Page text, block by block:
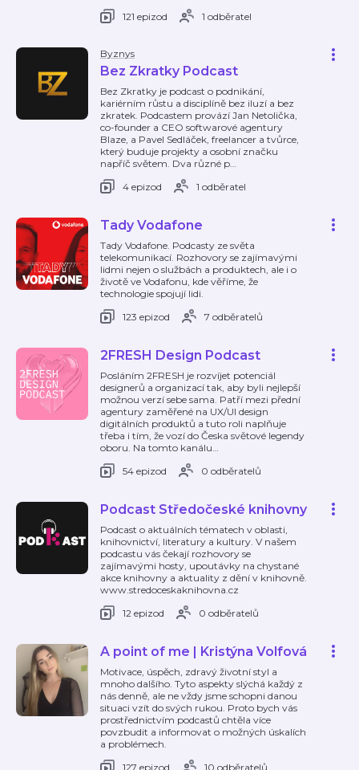
121 epizod
1 odběratel
Byznys
Bez Zkratky Podcast
Bez Zkratky je podcast o podnikání,
kariérním růstu a disciplíně bez iluzí a bez
zkratek. Podcastem provází Jan Netolička,
co-founder a CEO softwarové agentury
Blaze, a Pavel Sedláček, freelancer a tvůrce,
který buduje projekty a osobní značku
napříč světem. Dva různé p…
4 epizod
1 odběratel
Tady Vodafone
Tady Vodafone. Podcasty ze světa
telekomunikací. Rozhovory se zajímavými
lidmi nejen o službách a produktech, ale i o
životě ve Vodafonu, kde věříme, že
technologie spojují lidi.
123 epizod
7 odběratelů
2FRESH Design Podcast
Posláním 2FRESH je rozvíjet potenciál
designerů a organizací tak, aby byli nejlepší
možnou verzí sebe sama. Patří mezi přední
agentury zaměřené na UX/UI design
digitálních produktů a tuto roli naplňuje
třeba i tím, že vozí do Česka světové legendy
oboru. Na tomto kanálu…
54 epizod
0 odběratelů
Podcast Středočeské knihovny
Podcast o aktuálních tématech v oblasti,
knihovnictví, literatury a kultury. V našem
podcastu vás čekají rozhovory se
zajímavými hosty, upoutávky na chystané
akce knihovny a aktuality z dění v knihovně.
www.stredoceskaknihovna.cz
12 epizod
0 odběratelů
A point of me | Kristýna Volfová
Motivace, úspěch, zdravý životní styl a
mnoho dalšího. Tyto aspekty slýchá každý z
nás denně, ale ne vždy jsme schopni danou
situaci vzít do svých rukou. Proto bych vás
prostřednictvím podcastů chtěla více
povzbudit a informovat o možných úskalích
a problémech.
127 epizod
10 odběratelů